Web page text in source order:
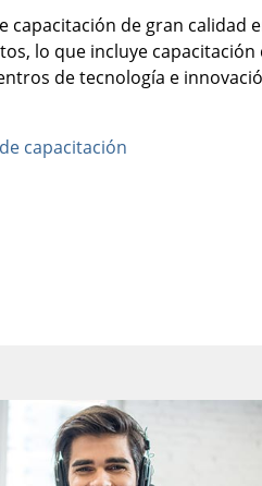
capacitación de gran calidad
lo que incluye capacitación
de tecnología e
capacitación